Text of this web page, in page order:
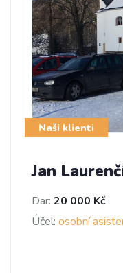
Naši klienti
Jan
Dar: 20 000 Kč
Účel: osobní